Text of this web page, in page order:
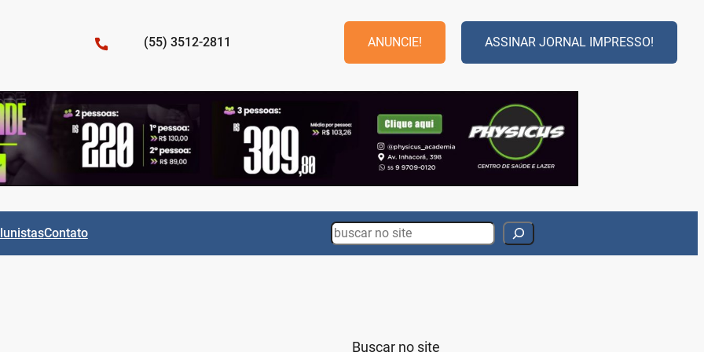
(55) 3512-2811 ANUNCIE! ASSINAR JORNAL IMPRESSO!
Contato Search
Buscar no site